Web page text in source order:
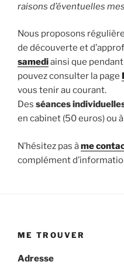
raisons d’éventuelles
Nous proposons
de découverte et
samediainsi que
pouvez consulter la page
vous tenir au courant.
Des séances
en cabinet (50 euros) ou
N’hésitez pas àme
complément
ME TROUVER
Adresse